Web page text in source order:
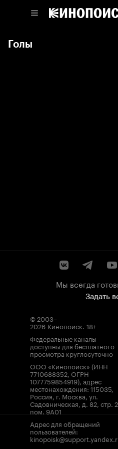
Голы
Мы всегда
Задать
© 2003–
2026 Кинопоиск. 18+
Федеральные каналы
доступны для бесплатного
просмотра круглосуточно
ООО «Кинопоиск» (ИНН
7710688352, ОГРН
1077759854919), адрес
местонахождения: 115035,
Россия, г. Москва, ул.
Садовническая, д. 82, стр.
пом. 9А01
Адрес для обращений
пользователей: